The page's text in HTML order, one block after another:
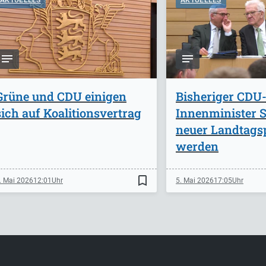
und CDU einigen
auf Koalitionsvertrag
Mai 202612:01 bookmark_border
Bisheriger CDU-
Innenminister
neuer
werden
5. Mai 202617:05